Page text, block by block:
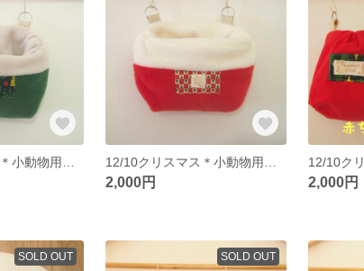
2,000円 2,000円
SOLD OUT SOLD OUT